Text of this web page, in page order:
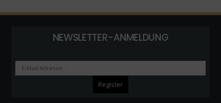
NEWSLETTER-ANMELDUNG